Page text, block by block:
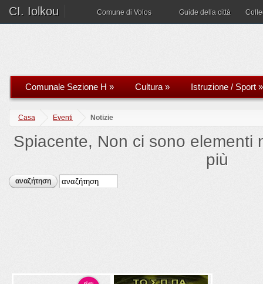
CI. Iolkou Comune di Volos Guide della città
Comunale Sezione H » Cultura» Istruzione / Sport »
Casa Eventi Notizie
Spiacente, Non ci sono elementi
più